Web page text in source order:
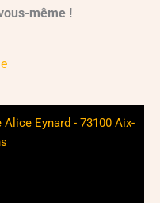
même !
Eynard - 73100 Aix-